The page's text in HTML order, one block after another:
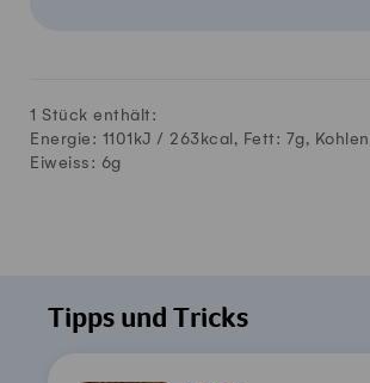
1 Stück enthält:
Energie: 1101kJ / 263 kcal, Fett: 7g,
Eiweiss: 6g
Tipps und Tricks